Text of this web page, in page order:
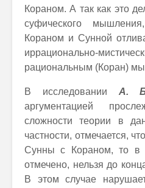
Кораном. А так как это
суфического
Кораном и Сунной
иррационально-
рациональным (Коран)
В исследовании А.
аргументацией
сложности теории в
частности, отмечается,
Сунны с Кораном, то в
отмечено, нельзя до
В этом случае